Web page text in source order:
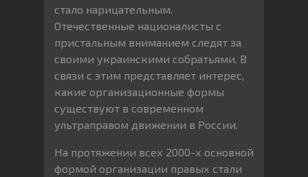
стало нарицательным.
Отечественные националисты с
пристальным вниманием следят за
своими украинскими собратьями. В
связи с этим представляет интерес,
какие организационные формы
существуют в современном
ультраправом движении в России.
На протяжении всех 2000-х основной
формой организации правых стали